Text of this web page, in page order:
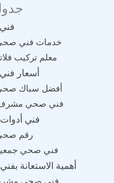
خدمات فني
معلم تركيب
أسعار
أفضل سباك
فني صحي
فني
رقم
فني صحي
أهمية الاستعانة
فنى صحى